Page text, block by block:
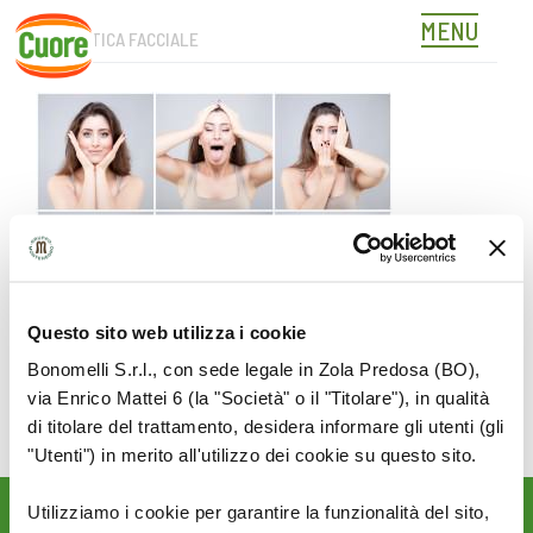
Questo sito web utilizza i cookie
Bonomelli S.r.l., con sede legale in Zola Predosa (BO),
via Enrico Mattei 6 (la "Società" o il "Titolare"), in qualità
di titolare del trattamento, desidera informare gli utenti (gli
"Utenti") in merito all'utilizzo dei cookie su questo sito.
Utilizziamo i cookie per garantire la funzionalità del sito,
Skip
content
MENU
GINNASTICA FACCIALE